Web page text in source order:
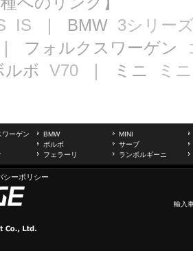
IS ｜ BMW 3シリー
フォルクスワーゲン
ボ V70 ｜ ミニ ミニ
ワーゲン BMW
MINI
ボルボ
サーブ
フェラーリ ランボルギーニ
シーポリシー
輸入